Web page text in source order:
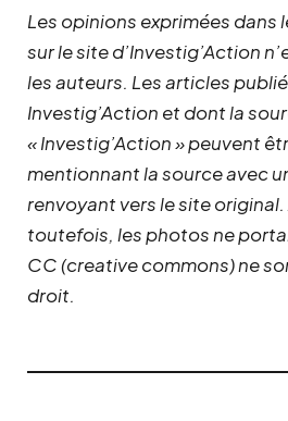
Les opinions exprimées dans
sur le site d’Investig’Action
les auteurs. Les articles
Investig’Action et dont la
« Investig’Action » peuvent
mentionnant la source avec
renvoyant vers le site original.
toutefois, les photos ne
CC (creative commons) ne
droit.